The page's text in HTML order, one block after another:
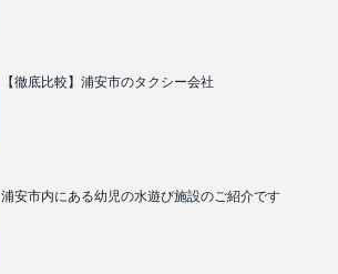
【徹底比較】浦安市のタクシー会社
浦安市内にある幼児の水遊び施設のご紹介です